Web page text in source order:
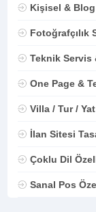
Kişisel &
Fotoğrafçılık
Teknik Servis
One Page &
Villa / Tur /
İlan Sitesi
Çoklu Dil
Sanal Pos